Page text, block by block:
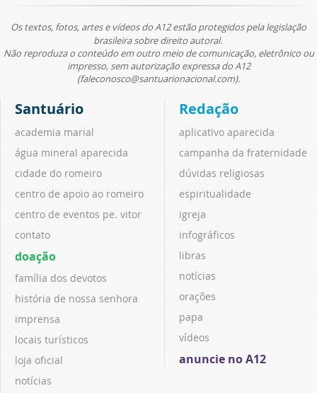
Os textos, fotos, artes e vídeos do A12 estão protegidos pela legislação
brasileira sobre direito autoral.
Não reproduza o conteúdo em outro meio de comunicação, eletrônico ou
impresso, sem autorização expressa do A12
(faleconosco@santuarionacional.com).
Santuário
academia marial
água mineral aparecida
cidade do romeiro
centro de apoio ao romeiro
centro de eventos pe. vitor
contato
doação
família dos devotos
história de nossa senhora
imprensa
locais turísticos
loja oficial
notícias
Redação
aplicativo aparecida
campanha da fraternidade
dúvidas religiosas
espiritualidade
igreja
infográficos
libras
notícias
orações
papa
vídeos
anuncie no A12